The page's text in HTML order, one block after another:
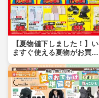
【夏物値下しました！】い
ますぐ使える夏物がお買い
チャンス！